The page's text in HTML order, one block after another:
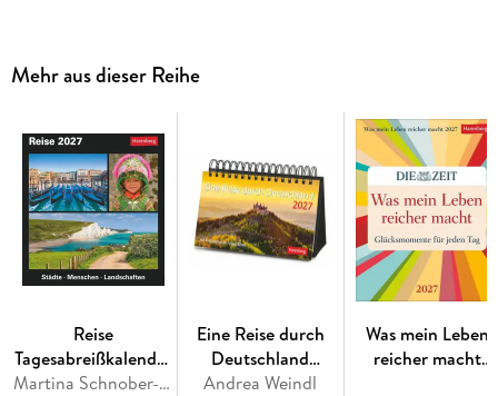
Mehr aus dieser Reihe
Reise
Tagesabreißkalender
2027 -
Martina Schnober-Sen, Bernd Biege
Eine Reise durch
Deutschland
Premiumkalender
Andrea Weindl
Was mein Leben
reicher macht